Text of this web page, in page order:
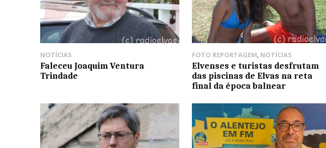
NOTÍCIAS
Faleceu Joaquim Ventura
Trindade
FOTO REPORTAGEM, NOTÍCIAS
Elvenses e turistas desfrutam
das piscinas de Elvas na reta
final da época balnear